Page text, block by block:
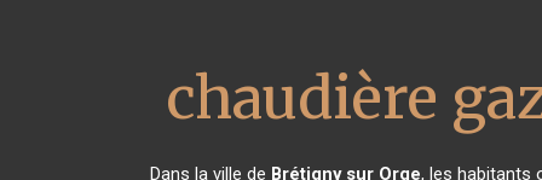
chaudière
Dans la ville de Brétigny sur Orge, les habitants